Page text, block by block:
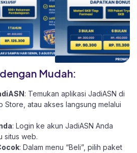
Mudah:
: Temukan aplikasi JadiASN di
Store, atau akses langsung melalui
: Login ke akun JadiASN Anda
situs web.
: Dalam menu “Beli”, pilih paket